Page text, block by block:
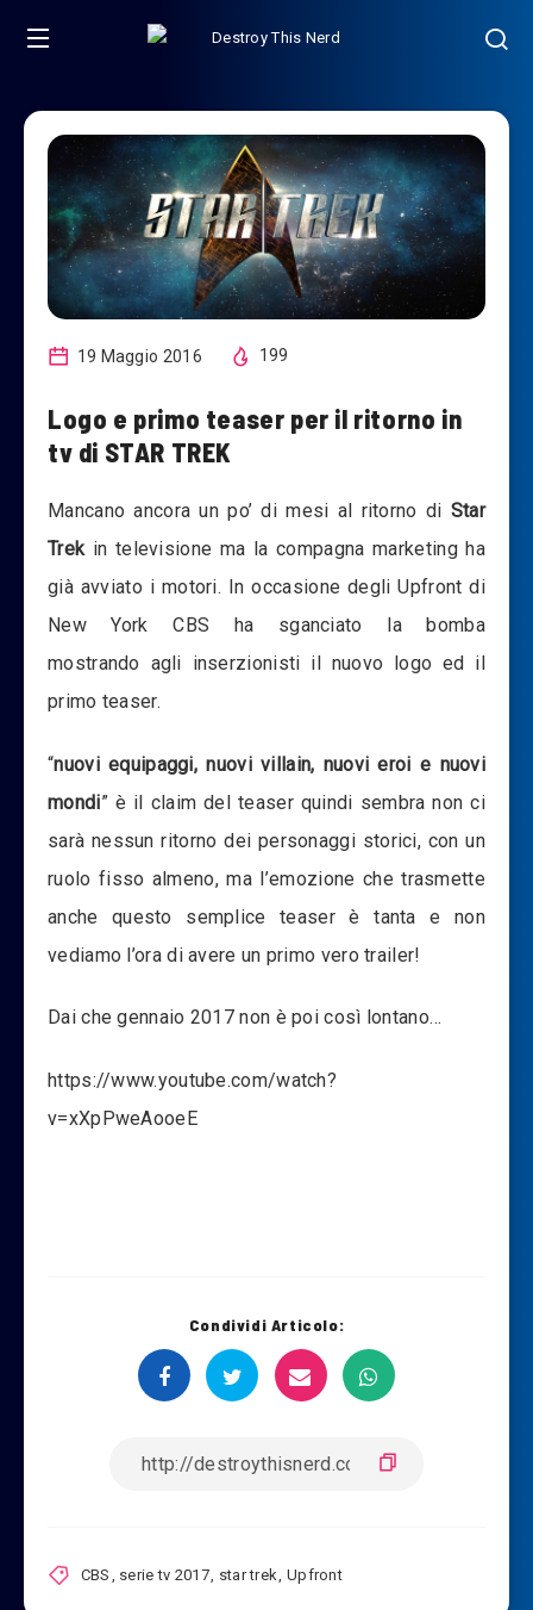
19 Maggio 2016 199
Logo e primo teaser per il ritorno in
tv di STAR TREK
Mancano ancora un po’ di mesi al ritorno di Star
Trek in televisione ma la compagna marketing ha
già avviato i motori. In occasione degli Upfront di
New York CBS ha sganciato la bomba
mostrando agli inserzionisti il nuovo logo ed il
primo teaser.
“nuovi equipaggi, nuovi villain, nuovi eroi e nuovi
mondi” è il claim del teaser quindi sembra non ci
sarà nessun ritorno dei personaggi storici, con un
ruolo fisso almeno, ma l’emozione che trasmette
anche questo semplice teaser è tanta e non
vediamo l’ora di avere un primo vero trailer!
Dai che gennaio 2017 non è poi così lontano…
https://www.youtube.com/watch?
v=xXpPweAooeE
Condividi Articolo:
CBS , serie tv 2017, star trek, Upfront